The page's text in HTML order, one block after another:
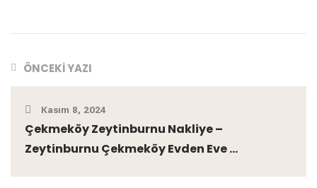
ÖNCEKI YAZI
Kasım 8, 2024
Çekmeköy Zeytinburnu Nakliye –
Zeytinburnu Çekmeköy Evden Eve ...